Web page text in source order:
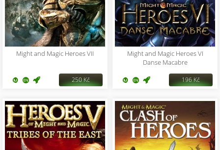
Might and Magic Heroes VII
250 Kč
Might and Magic Heroes VI
Danse Macabre
196 Kč